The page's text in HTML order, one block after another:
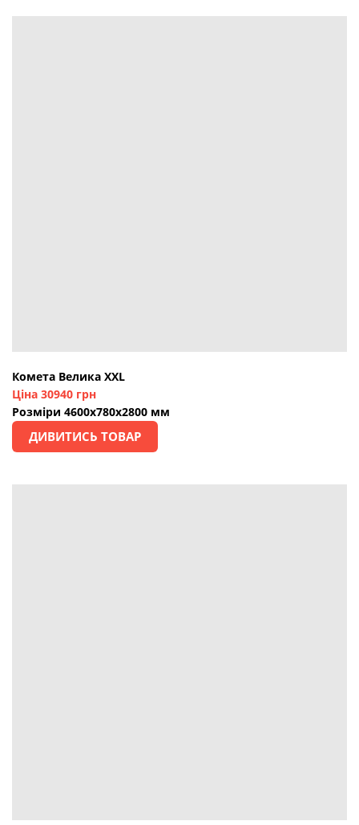
Комета Велика XXL
Ціна 30940 грн
Розміри 4600х780х2800 мм
ДИВИТИСЬ ТОВАР